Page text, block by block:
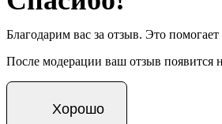
Благодарим вас за отзыв. Это
После модерации ваш отзыв появится
Хорошо